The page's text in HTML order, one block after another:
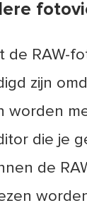
de RAW-
zijn
worden
die je
de